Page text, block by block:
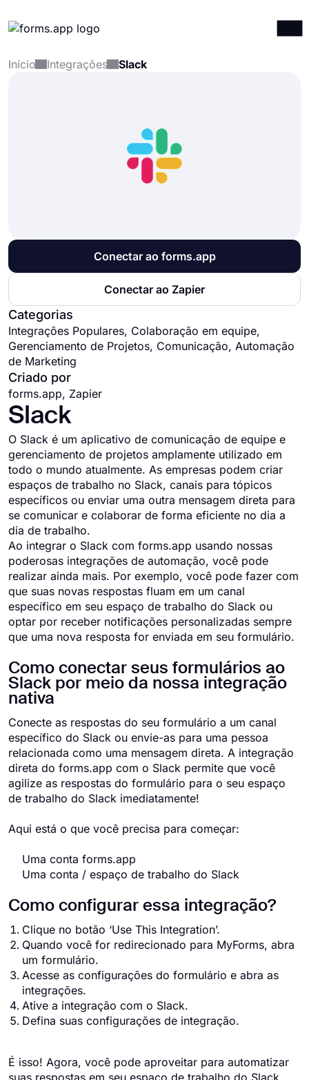
Produtos
Início Integrações Slack
Conectar ao forms.app
Conectar ao Zapier
Categorias
Integrações Populares, Colaboração em equipe,
Gerenciamento de Projetos, Comunicação, Automação
de Marketing
Criado por
forms.app, Zapier
Slack
O Slack é um aplicativo de comunicação de equipe e
gerenciamento de projetos amplamente utilizado em
todo o mundo atualmente. As empresas podem criar
espaços de trabalho no Slack, canais para tópicos
específicos ou enviar uma outra mensagem direta para
se comunicar e colaborar de forma eficiente no dia a
dia de trabalho.
Ao integrar o Slack com forms.app usando nossas
poderosas integrações de automação, você pode
realizar ainda mais. Por exemplo, você pode fazer com
que suas novas respostas fluam em um canal
específico em seu espaço de trabalho do Slack ou
optar por receber notificações personalizadas sempre
que uma nova resposta for enviada em seu formulário.
Como conectar seus formulários ao
Slack por meio da nossa integração
nativa
Conecte as respostas do seu formulário a um canal
específico do Slack ou envie-as para uma pessoa
relacionada como uma mensagem direta. A integração
direta do forms.app com o Slack permite que você
agilize as respostas do formulário para o seu espaço
de trabalho do Slack imediatamente!
Aqui está o que você precisa para começar:
Uma conta forms.app
Uma conta / espaço de trabalho do Slack
Como configurar essa integração?
Clique no botão ‘Use This Integration’.
Quando você for redirecionado para MyForms, abra
um formulário.
Acesse as configurações do formulário e abra as
integrações.
Ative a integração com o Slack.
Defina suas configurações de integração.
É isso! Agora, você pode aproveitar para automatizar
suas respostas em seu espaço de trabalho do Slack.